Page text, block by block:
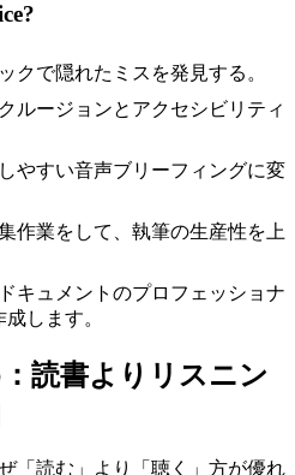
クで隠れたミスを発見する。
ルージョンとアクセシビリティ
やすい音声ブリーフィングに変
作業をして、執筆の生産性を上
キュメントのプロフェッショナ
します。
読書よりリスニン
「読む」より「聴く」方が優れ